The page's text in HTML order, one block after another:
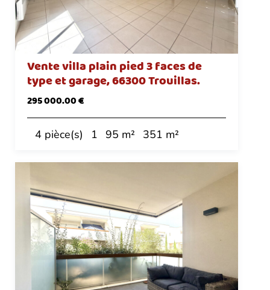
Vente villa plain pied 3 faces de
type et garage, 66300 Trouillas.
295 000.00 €
4 pièce(s) 1 95 m² 351 m²